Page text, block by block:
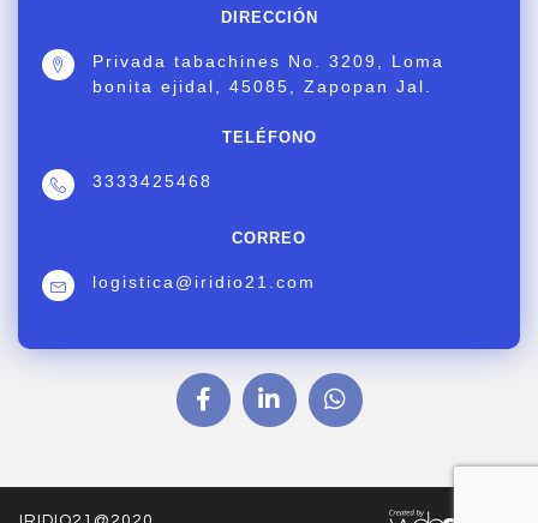
DIRECCIÓN
Privada tabachines No. 3209, Loma
bonita ejidal, 45085, Zapopan Jal.
TELÉFONO
3333425468
CORREO
logistica@iridio21.com